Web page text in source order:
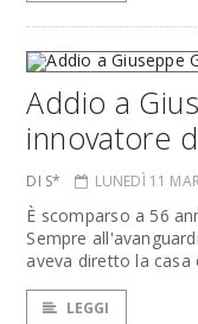
Addio a
innovatore
DI S* LUNEDÌ 11
È scomparso a 56
Sempre
aveva diretto la casa
LEGGI